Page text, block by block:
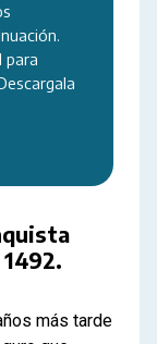
para
más tarde